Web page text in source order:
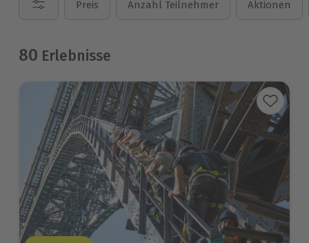
Preis Anzahl Teilnehmer Aktionen
80 Erlebnisse